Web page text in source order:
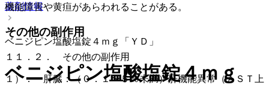
機能障害や黄疸があらわれることがある。
その他の副作用
１１．２． その他の副作用
１）． 肝臓：（０．１〜５％未満）肝機能異常（ＡＳＴ上
薬剤情報
ベニジピン塩酸塩錠４ｍｇ「ＹＤ」
ベニジピン塩酸塩錠４ｍｇ